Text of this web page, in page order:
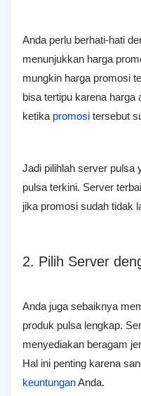
Anda perlu berhati-hati
menunjukkan harga
mungkin harga promosi
bisa tertipu karena harga
ketika promosi tersebut
Jadi pilihlah server pulsa
pulsa terkini. Server
jika promosi sudah tidak
2. Pilih Server
Anda juga sebaiknya
produk pulsa lengkap.
menyediakan beragam
Hal ini penting karena
keuntunganAnda.